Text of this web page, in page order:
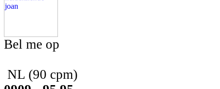
Bel me op
NL (90 cpm)